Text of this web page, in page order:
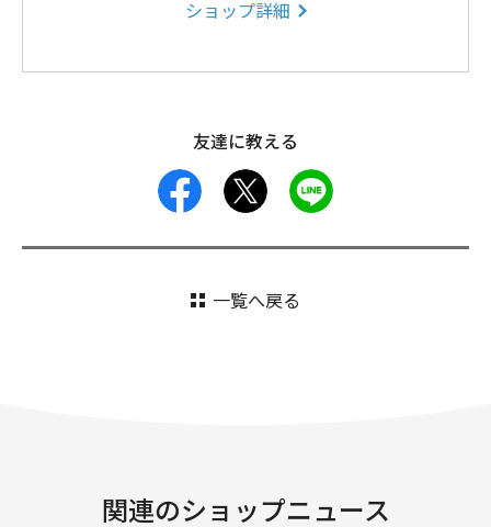
ショップ詳細
友達に教える
facebook
一覧へ戻る
関連のショップニュース